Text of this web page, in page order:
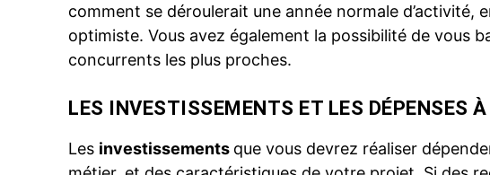
comment se déroulerait une année normale d’activité,
optimiste. Vous avez également la possibilité de vous
concurrents les plus proches.
LES INVESTISSEMENTS ET LES DÉPENSES
Les investissements que vous devrez réaliser